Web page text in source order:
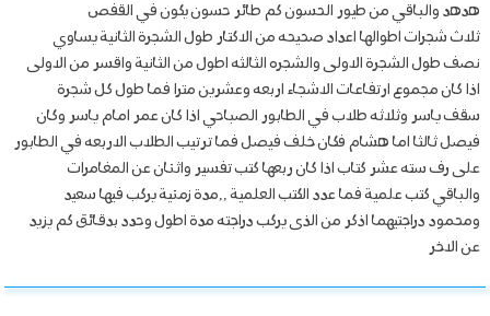
هدهد والباقي من طيور الحسون كم طائر حسون يكون في القفص
ثلاث شجرات اطوالها اعداد صحيحه من الاكتار طول الشجرة الثانية يساوي
نصف طول الشجرة الاولى والشجره الثالثه اطول من الثانية واقسر من الاولى
اذا كان مجموع ارتفاعات الاشجاء اربعه وعشرين مترا فما طول كل شجرة
سقف ياسر وثلاثه طلاب في الطابور الصباحي اذا كان عمر امام ياسر وكان
فيصل ثالثا اما هشام فكان خلف فيصل فما ترتيب الطلاب الاربعه في الطابور
على رف سته عشر كتاب اذا كان ربعها كتب تفسير واثنان عن المغامرات
والباقي كتب علمية فما عدد الكتب العلمية ,,مدة زمنية يركب فيها سعيد
ومحمود دراجتيهما اذكر من الذى يركب دراجته مدة اطول وحدد بدقائق كم يزيد
عن الاخر